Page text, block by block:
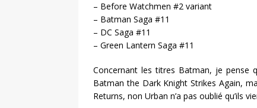
– Before Watchmen #2 variant
– Batman Saga #11
– DC Saga #11
– Green Lantern Saga #11
Concernant les titres Batman, je pense
Batman the Dark Knight Strikes Again,
Returns, non Urban n’a pas oublié qu’ils